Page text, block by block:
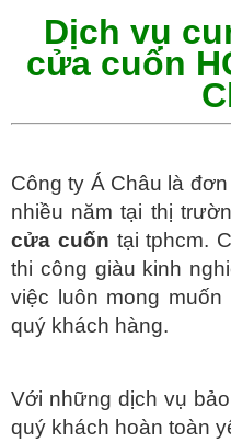
Dịch vụ
cửa cuốn
Công ty Á Châu là
nhiều năm tại thị
cửa cuốn tại tphcm.
thi công giàu kinh
việc luôn mong
quý khách hàng.
Với những dịch vụ
quý khách hoàn toàn